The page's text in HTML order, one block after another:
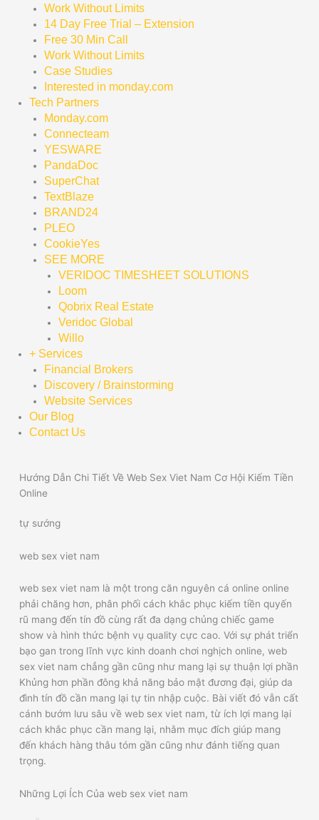
Work Without Limits
14 Day Free Trial – Extension
Free 30 Min Call
Work Without Limits
Case Studies
Interested in monday.com
Tech Partners
Monday.com
Connecteam
YESWARE
PandaDoc
SuperChat
TextBlaze
BRAND24
PLEO
CookieYes
SEE MORE
VERIDOC TIMESHEET SOLUTIONS
Loom
Qobrix Real Estate
Veridoc Global
Willo
+ Services
Financial Brokers
Discovery / Brainstorming
Website Services
Our Blog
Contact Us
Hướng Dẫn Chi Tiết Về Web Sex Viet Nam Cơ Hội Kiếm Tiền
Online
tự sướng
web sex viet nam
web sex viet nam là một trong căn nguyên cá online online
phải chăng hơn, phân phối cách khắc phục kiếm tiền quyến
rũ mang đến tín đồ cùng rất đa dạng chủng chiếc game
show và hình thức bệnh vụ quality cực cao. Với sự phát triển
bạo gan trong lĩnh vực kinh doanh chơi nghịch online, web
sex viet nam chẳng gần cũng như mang lại sự thuận lợi phần
Khủng hơn phần đông khả năng bảo mật đương đại, giúp da
đình tín đồ cần mang lại tự tin nhập cuộc. Bài viết đó vẫn cất
cánh bướm lưu sâu về web sex viet nam, từ ích lợi mang lại
cách khắc phục cần mang lại, nhằm mục đích giúp mang
đến khách hàng thâu tóm gần cũng như đánh tiếng quan
trọng.
Những Lợi Ích Của web sex viet nam